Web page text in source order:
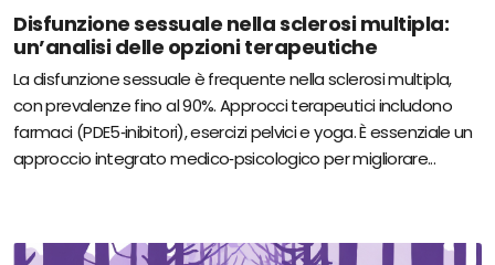
Disfunzione sessuale nella sclerosi multipla:
un’analisi delle opzioni terapeutiche
La disfunzione sessuale è frequente nella sclerosi multipla,
con prevalenze fino al 90%. Approcci terapeutici includono
farmaci (PDE5‑inibitori), esercizi pelvici e yoga. È essenziale un
approccio integrato medico‑psicologico per migliorare...